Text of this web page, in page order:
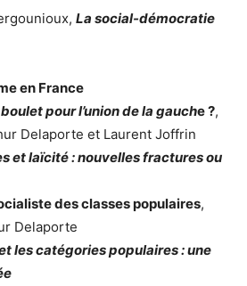
La social-démocratie
en France
pour l’union de la gauche ?,
Delaporte et Laurent Joffrin
et laïcité : nouvelles fractures ou
des classes populaires,
Delaporte
les catégories populaires : une